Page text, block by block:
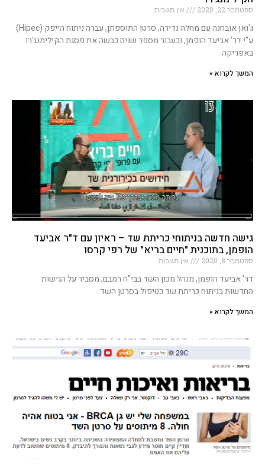
ספטמבר 22, 2020 אין תגובות
ג'ואן אובחנה עם מחלה נדירה, סרטן התוספתן, עברה ניתוח הייפק (Hipec)
ע"י דר' אביעד הופמן, וכעבור מספר שנים כבשה את פסגת הקילימנג'רו
באפריקה
המשך לקרוא »
גישה חדשה בניתוחי כריתת שד – ראיון עם ד"ר אביעד
הופמן, בתוכנית "חיים בריא" של רפי קרסו
ספטמבר 8, 2020 אין תגובות
דר' אביעד הופמן, מנהל מכון השד בבי"ח רמבם, מסביר על הגישות
החדשות בניתוח כריתת שד כטיפול בסרטן השד
המשך לקרוא »